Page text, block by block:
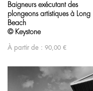
Baigneurs exécutant des
plongeons artistiques à Long
Beach
© Keystone
À partir de : 90,00 €